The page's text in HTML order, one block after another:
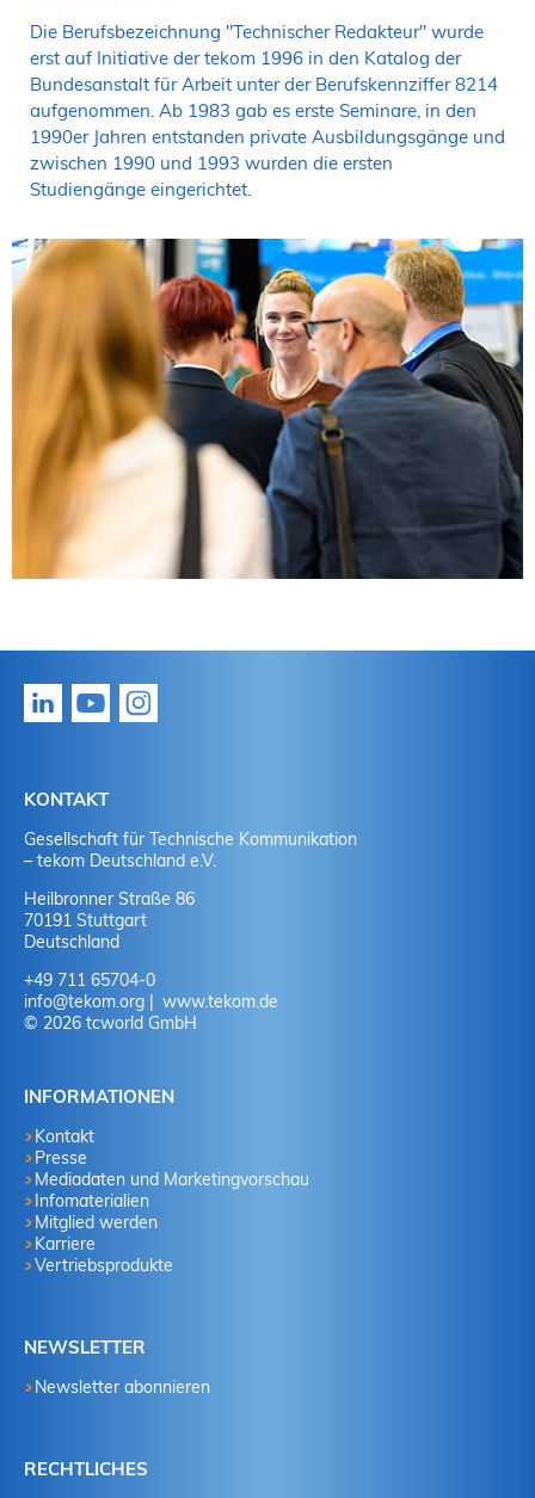
Die Berufsbezeichnung "Technischer Redakteur" wurde
erst auf Initiative der tekom 1996 in den Katalog der
Bundesanstalt für Arbeit unter der Berufskennziffer 8214
aufgenommen. Ab 1983 gab es erste Seminare, in den
1990er Jahren entstanden private Ausbildungsgänge und
zwischen 1990 und 1993 wurden die ersten
Studiengänge eingerichtet.
KONTAKT
Gesellschaft für Technische Kommunikation
– tekom Deutschland e.V.
Heilbronner Straße 86
70191 Stuttgart
Deutschland
+49 711 65704-0
info@tekom.org
www.tekom.de
© 2026 tcworld GmbH
INFORMATIONEN
Kontakt
Presse
Mediadaten und Marketingvorschau
Infomaterialien
Mitglied werden
Karriere
Vertriebsprodukte
NEWSLETTER
Newsletter abonnieren
RECHTLICHES